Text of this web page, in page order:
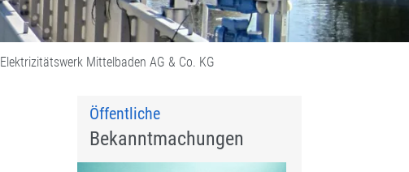
Elektrizitätswerk Mittelbaden AG & Co. KG
Öffentliche
Bekanntmachungen